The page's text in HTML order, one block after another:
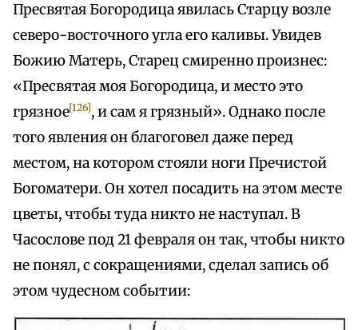
Пресвятая Богородица явилась Старцу возле
северо-восточного угла его каливы. Увидев
Божию Матерь, Старец смиренно произнес:
«Пресвятая моя Богородица, и место это
грязное[126], и сам я грязный». Однако после
того явления он благоговел даже перед
местом, на котором стояли ноги Пречистой
Богоматери. Он хотел посадить на этом месте
цветы, чтобы туда никто не наступал. В
Часослове под 21 февраля он так, чтобы никто
не понял, с сокращениями, сделал запись об
этом чудесном событии: